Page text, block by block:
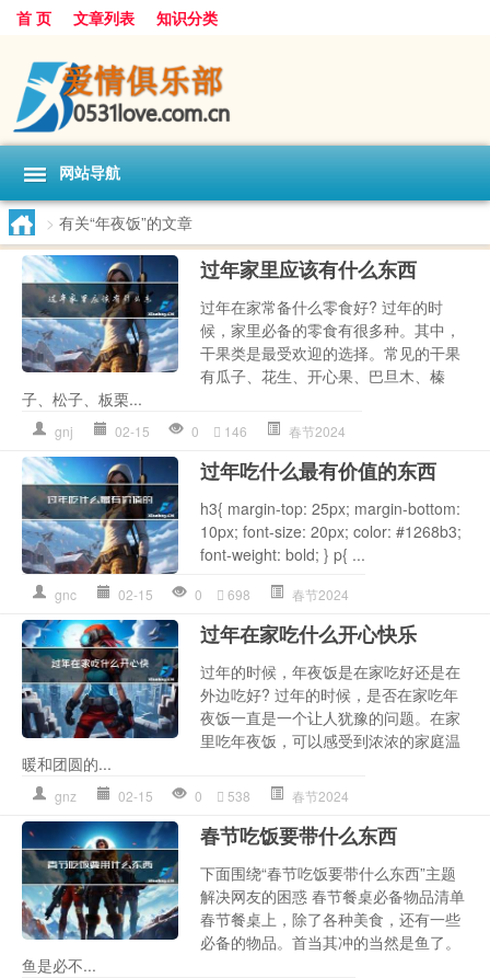
首 页 文章列表 知识分类
网站导航
> 有关“年夜饭”的文章
过年家里应该有什么东西
过年在家常备什么零食好? 过年的时
候，家里必备的零食有很多种。其中，
干果类是最受欢迎的选择。常见的干果
有瓜子、花生、开心果、巴旦木、榛
子、松子、板栗...
gnj 02-15 0 146 春节2024
过年吃什么最有价值的东西
h3{ margin-top: 25px; margin-bottom:
10px; font-size: 20px; color: #1268b3;
font-weight: bold; } p{ ...
gnc 02-15 0 698 春节2024
过年在家吃什么开心快乐
过年的时候，年夜饭是在家吃好还是在
外边吃好? 过年的时候，是否在家吃年
夜饭一直是一个让人犹豫的问题。在家
里吃年夜饭，可以感受到浓浓的家庭温
暖和团圆的...
gnz 02-15 0 538 春节2024
春节吃饭要带什么东西
下面围绕“春节吃饭要带什么东西”主题
解决网友的困惑 春节餐桌必备物品清单
春节餐桌上，除了各种美食，还有一些
必备的物品。首当其冲的当然是鱼了。
鱼是必不...